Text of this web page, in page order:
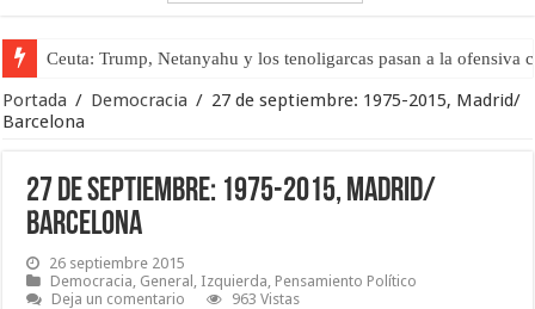
Ceuta: Trump, Netanyahu y los tenoligarcas pasan a la ofensiva
La masificación turística (tercera parte)
Portada / Democracia / 27 de septiembre: 1975-2015, Madrid/
Barcelona
27 de septiembre: 1975-2015, Madrid/
Barcelona
26 septiembre 2015
Democracia, General , Izquierda, Pensamiento Político
Deja un comentario
963 Vistas